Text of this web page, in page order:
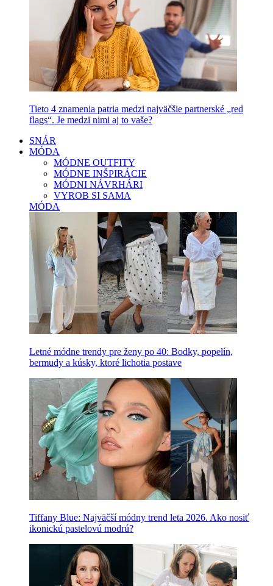
Tieto 4 znamenia patria medzi najväčšie partnerské „red
flags“. Je medzi nimi aj to vaše?
SNÁR
MÓDA
MÓDNE OUTFITY
MÓDNE INŠPIRÁCIE
MÓDNI NÁVRHÁRI
VYROB SI SAMA
MÓDA
Letné módne trendy pre ženy po 40: Bodky, popelín,
bermudy a kúsky, ktoré lichotia postave
Tiffany Blue: Najväčší módny trend leta 2026. Ako nosiť
ikonickú pastelovú modrú?